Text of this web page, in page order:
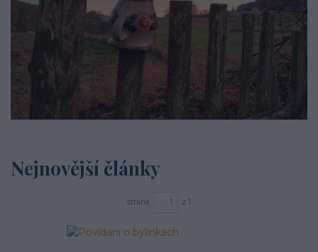
Nejnovější články
strana z 1